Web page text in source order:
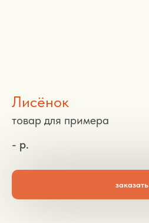
Лисёнок
товар для примера
- р.
заказать